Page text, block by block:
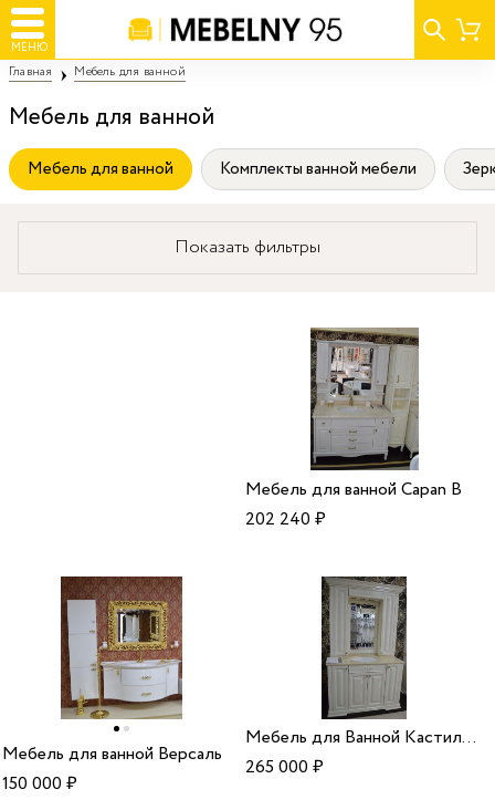
МЕНЮ
Главная Мебель для ванной
Мебель для ванной
Мебель для ванной Комплекты ванной мебели
Показать фильтры
Мебель для ванной Capan B
202 240₽
Мебель для ванной Версаль
150 000₽
Мебель для Ванной Кастильо слон кость
265 000₽